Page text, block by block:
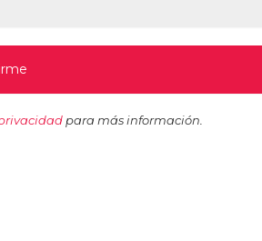
para más información.